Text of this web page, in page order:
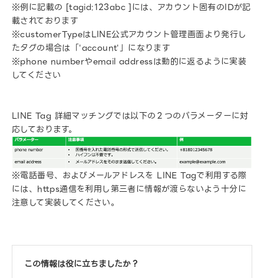
※例に記載の [tagid:123abc ]には、アカウント固有のIDが記
載されております
※customerTypeはLINE公式アカウント管理画面より発行し
たタグの場合は「'account'」になります
※phone numberやemail addressは動的に返るように実装
してください
LINE Tag 詳細マッチングでは以下の２つのパラメーターに対
応しております。​
※電話番号、およびメールアドレスを LINE Tagで利用する際
には、https通信を利用し第三者に情報が渡らないよう十分に
注意して実装してください。​
この情報は役に立ちましたか？